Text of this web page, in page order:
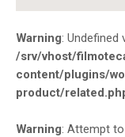
Warning: Undefined
/srv/vhost/
content/plugins/
product/
Warning: Attempt